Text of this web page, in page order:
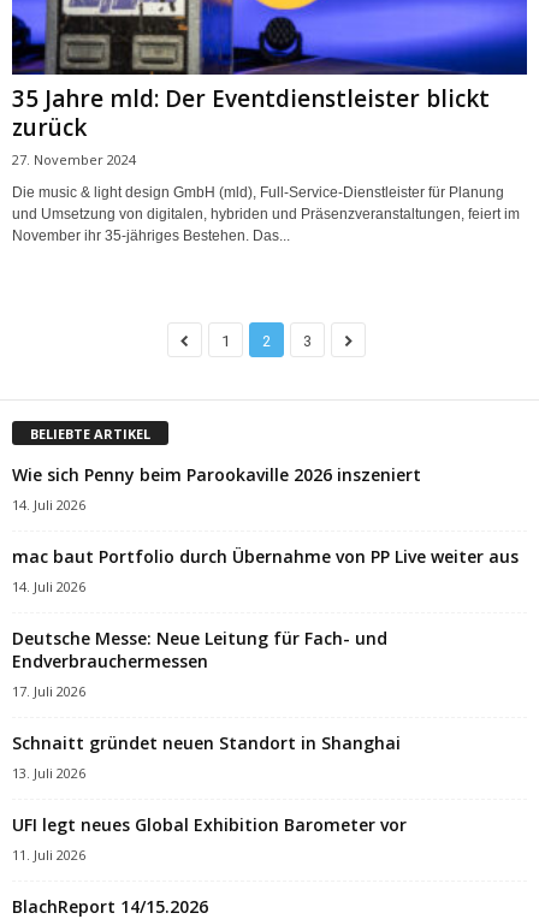
35 Jahre mld: Der Eventdienstleister blickt
zurück
27. November 2024
Die music & light design GmbH (mld), Full-Service-Dienstleister für Planung
und Umsetzung von digitalen, hybriden und Präsenzveranstaltungen, feiert im
November ihr 35-jähriges Bestehen. Das...
1 2 3
BELIEBTE ARTIKEL
Wie sich Penny beim Parookaville 2026 inszeniert
14. Juli 2026
mac baut Portfolio durch Übernahme von PP Live weiter aus
14. Juli 2026
Deutsche Messe: Neue Leitung für Fach- und
Endverbrauchermessen
17. Juli 2026
Schnaitt gründet neuen Standort in Shanghai
13. Juli 2026
UFI legt neues Global Exhibition Barometer vor
11. Juli 2026
BlachReport 14/15.2026